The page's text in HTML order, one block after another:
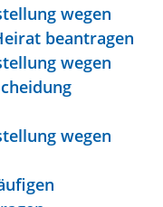
wegen
beantragen
wegen
wegen